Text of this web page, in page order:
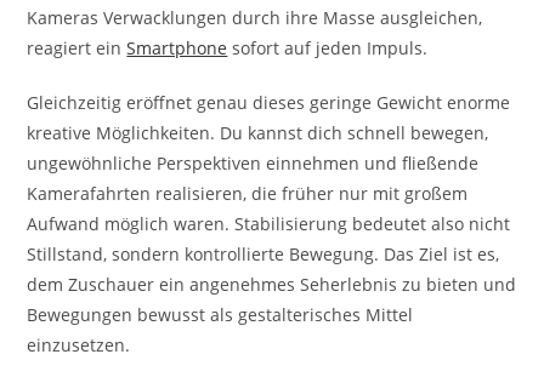
Kameras Verwacklungen durch ihre Masse ausgleichen,
reagiert einSmartphone sofort auf jeden Impuls.
Gleichzeitig eröffnet genau dieses geringe Gewicht enorme
kreative Möglichkeiten. Du kannst dich schnell bewegen,
ungewöhnliche Perspektiven einnehmen und fließende
Kamerafahrten realisieren, die früher nur mit großem
Aufwand möglich waren. Stabilisierung bedeutet also nicht
Stillstand, sondern kontrollierte Bewegung. Das Ziel ist es,
dem Zuschauer ein angenehmes Seherlebnis zu bieten und
Bewegungen bewusst als gestalterisches Mittel
einzusetzen.